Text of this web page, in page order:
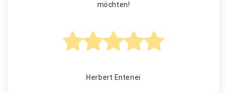
möchten!
Herbert Entenei